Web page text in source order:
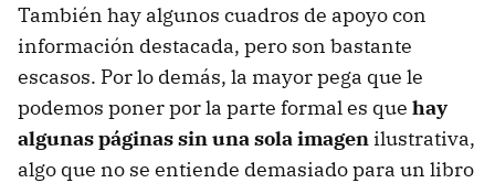
También hay algunos cuadros de apoyo con
información destacada, pero son bastante
escasos. Por lo demás, la mayor pega que le
podemos poner por la parte formal es que hay
algunas páginas sin una sola imagen ilustrativa,
algo que no se entiende demasiado para un libro